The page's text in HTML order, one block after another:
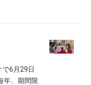
で6月29日
年、期間限